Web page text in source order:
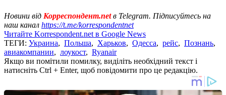
Новини від Корреспондент.netв Telegram. Підписуйтесь на
наш канал https://t.me/korrespondentnet
Читайте Korrespondent.net в Google News
ТЕГИ: Украина, Польша, Харьков, Одесса, рейс, Познань,
авиакомпании, лоукост, Ryanair
Якщо ви помітили помилку, виділіть необхідний текст і
натисніть Ctrl + Enter, щоб повідомити про це редакцію.